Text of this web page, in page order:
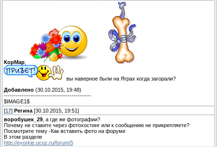
КорМар
вы наверное были на Яграх когда загорали?
Добавлено (30.10.2015, 19:48)
---------------------------------------------
$IMAGE1$
[17] Регина [30.10.2015, 19:51]
воробушек_29 , а где же фотографии?
Почему не ставите через фотохостинг или к сообщению не прикрепляете?
Посмотрите тему -Как вставить фото на форуме
В этом разделе
http://eyorkie.ucoz.ru/forum/5